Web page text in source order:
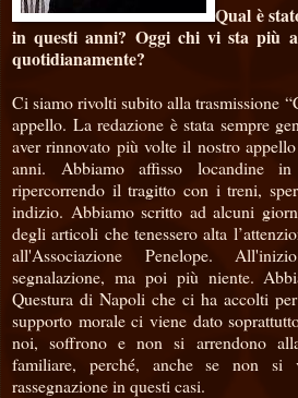
Qual è
in questi anni? Oggi chi vi sta più
quotidianamente?
Ci siamo rivolti subito alla trasmissione
appello. La redazione è stata sempre
aver rinnovato più volte il nostro
anni. Abbiamo affisso locandine
ripercorrendo il tragitto con i treni,
indizio. Abbiamo scritto ad alcuni
degli articoli che tenessero alta
all'Associazione Penelope.
segnalazione, ma poi più niente.
Questura di Napoli che ci ha accolti
supporto morale ci viene dato
noi, soffrono e non si arrendono
familiare, perché, anche se non
rassegnazione in questi casi.